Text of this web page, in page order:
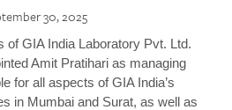
30, 2025
of GIA India Laboratory Pvt. Ltd.
Amit Pratihari as managing
for all aspects of GIA India’s
in Mumbai and Surat, as well as